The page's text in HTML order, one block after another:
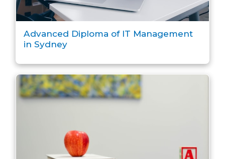
Advanced Diploma of IT Management
in Sydney